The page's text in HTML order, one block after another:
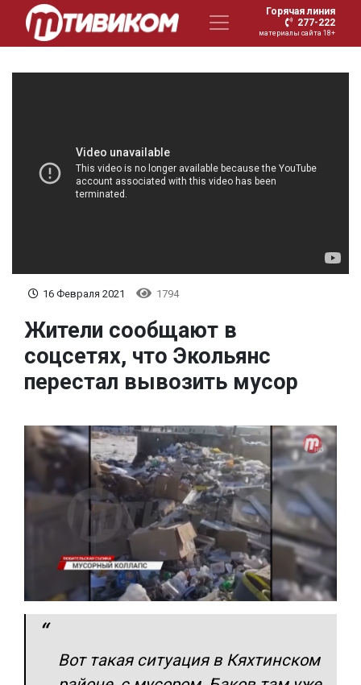
Горячая линия
277-222
материалы сайта 18+
16 Февраля 2021 1794
Жители сообщают в
соцсетях, что Экольянс
перестал вывозить мусор
Вот такая ситуация в Кяхтинском